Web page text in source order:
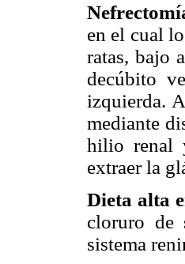
en el cual
ratas, bajo
decúbito
izquierda.
mediante
hilio renal
extraer la
Dieta alta
cloruro de
sistema